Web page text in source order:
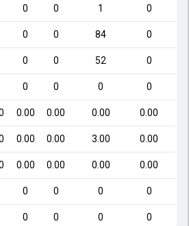
0 0 1 0
0 0 84 0
0 0 52 0
0 0 0 0
0.00 0.00 0.00 0.00
0.00 0.00 3.00 0.00
0.00 0.00 0.00 0.00
0 0 0 0
0 0 0 0